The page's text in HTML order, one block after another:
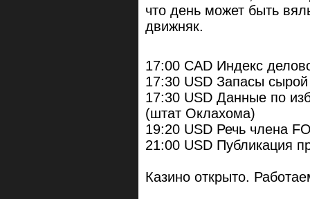
что день может быть
движняк.
17:00 CAD Индекс
17:30 USD Запасы
17:30 USD Данные по
(штат Оклахома)
19:20 USD Речь члена
21:00 USD Публикация
Казино открыто.